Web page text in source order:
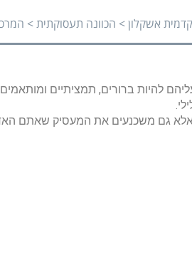
אשקלון> הכוונה תעסוקתית>
להיות ברורים, תמציתיים
אלא גם משכנעים את המעסיק שאתם